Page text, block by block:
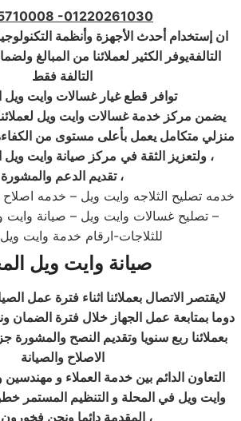
-01220261030
ان إستخدام أحدث الأجهزة وأنظمة
التالفةيوفر الكثير لعملائنا من المبالغ
التالفة فقط
» توافر قطع غيار غسالات وايت ويل
يضمن مركز خدمة غسالات وايت ويل
منزلي متكامل يعمل بأعلى مستوى من الكفاءة
ولتعزيز الثقة في مركز صيانة
وايت ويل المعتمد للغسالات ،
تقديم الدعم والمشورة ،
خدمه تصليح الثلاجه وايت ويل – خدمه
– تصليح غسالات وايت ويل – صيانة وايت
للثلاجات-ارقام خدمة وايت
صيانة وايت ويل
لايقتصر الاتصال بعملائنا اثناء فترة عمل
دوما بمتابعة عمل الجهاز خلال فترة الضمان
بعملائنا ربع سنويا وتقديم النصح والمشورة
الاصلاح والصيانة
التعاون الدائم بين خدمة العملاء و مهندسين
وايت ويل في المحلة و التنظيم المستمر
المقدمة دائما ونحن فخورون لذلك ،